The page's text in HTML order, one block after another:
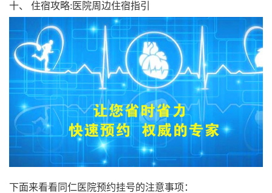
十、 住宿攻略:医院周边住宿指引
下面来看看同仁医院预约挂号的注意事项：